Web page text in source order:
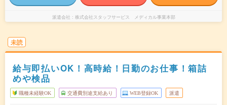
派遣会社 株式会社スタッフサービス メディカル事業本部
未読
給与即払いOK！高時給！日勤のお仕事！箱詰
めや検品
職種未経験OK 交通費別途支給あり WEB登録OK 派遣